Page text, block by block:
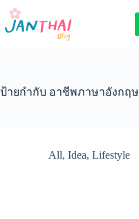
Skip
content
ป้ายกำกับ อาชีพภาษาอังกฤษ
All, Idea, Lifestyle